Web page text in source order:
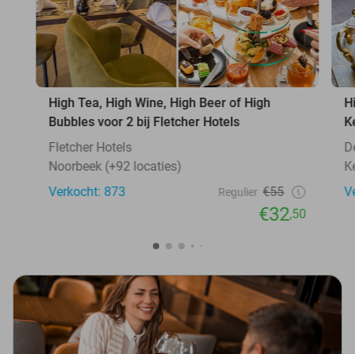
High Tea, High Wine, High Beer of High
Bubbles voor 2 bij Fletcher Hotels
Fletcher Hotels
Noorbeek (+92 locaties)
Verkocht: 873
Regulier €55
€32,50